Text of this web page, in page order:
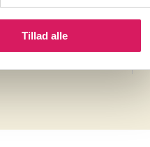
Tillad alle
hip
of this raw
of both
Icarus